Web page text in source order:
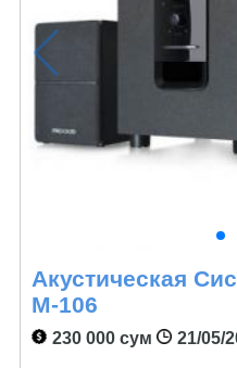
Акустическая
M-106
230 000 сум 21/05/